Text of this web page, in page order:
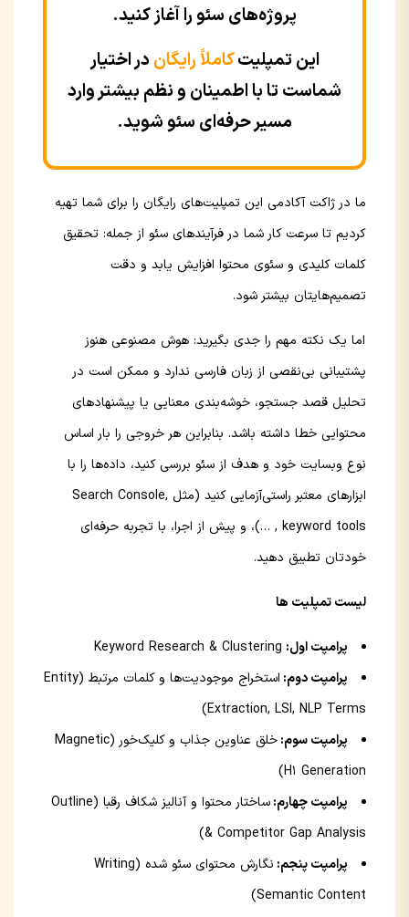
پروژه‌های سئو را آغاز کنید.
این تمپلیتکاملاً رایگان در اختیار
شماست تا با اطمینان و نظم بیشتر وارد
مسیر حرفه‌ای سئو شوید.
ما در ژاکت آکادمی این تمپلیت‌های رایگان را برای شما تهیه
کردیم تا سرعت کار شما در فرآیندهای سئو از جمله: تحقیق
کلمات کلیدی و سئوی محتوا افزایش یابد و دقت
تصمیم‌هایتان بیشتر شود.
اما یک نکته مهم را جدی بگیرید: هوش مصنوعی هنوز
پشتیبانی بی‌نقصی از زبان فارسی ندارد و ممکن است در
تحلیل قصد جستجو، خوشه‌بندی معنایی یا پیشنهادهای
محتوایی خطا داشته باشد. بنابراین هر خروجی را بار اساس
نوع وبسایت خود و هدف از سئو بررسی کنید، داده‌ها را با
ابزارهای معتبر راستی‌آزمایی کنید (مثل Search Console,
keyword tools , …)، و پیش از اجرا، با تجربه حرفه‌ای
خودتان تطبیق دهید.
لیست تمپلیت ها
پرامپت اول: Keyword Research & Clustering
پرامپت دوم:
استخراج موجودیت‌ها و کلمات مرتبط (Entity
Extraction, LSI, NLP Terms)
پرامپت سوم:
خلق عناوین جذاب و کلیک‌خور (Magnetic
H1 Generation)
پرامپت چهارم:
ساختار محتوا و آنالیز شکاف رقبا (Outline
& Competitor Gap Analysis)
پرامپت پنجم:
نگارش محتوای سئو شده (Writing
Semantic Content)